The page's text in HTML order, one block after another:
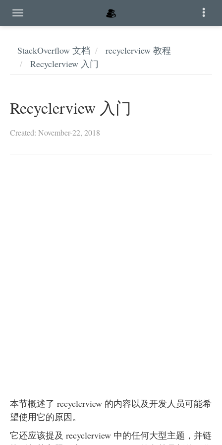
StackOverflow 文档
recyclerview 教程
Recyclerview 入门
Recyclerview 入门
Created: November-22, 2018
本节概述了 recyclerview 的内容以及开发人员可能希
望使用它的原因。
它还应该提及 recyclerview 中的任何大型主题，并链